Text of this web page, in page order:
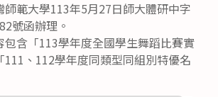
師範大學113年5月27日師大體研中字
號函辦理。
包含「113學年度全國學生舞蹈比賽實
111、112學年度同類型同組別特優名